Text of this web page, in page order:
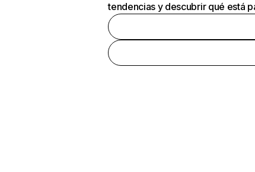
tendencias y descubrir qué está